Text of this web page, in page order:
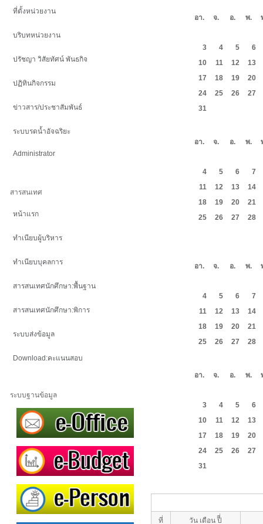
ที่ตั้งหน่วยงาน
บริบทหน่วยงาน
ปรัชญา วิสัยทัศน์ พันธกิจ
ปฏิทินกิจกรรม
ข่าวสาร/ประชาสัมพันธ์
ระบบรดน้ำอัจฉริยะ
Administrator
สารสนเทศ
หน้าแรก
ทำเนียบผู้บริหาร
ทำเนียบบุคลการ
สารสนเทศนักศึกษา:พื้นฐาน
สารสนเทศนักศึกษา:พิการ
ระบบส่งข้อมูล
Download:คะแนนสอบ
ระบบฐานข้อมูล
อา.
จ. อ. พ.
3 4 5
6
10
11 12
13
17
18 19
20
24
25 26
27
31
อา.
จ. อ. พ.
4 5 6
7
11
12 13
14
18
19 20
21
25
26 27 28
อา.
จ. อ. พ.
4 5 6
7
11
12 13
14
18
19 20
21
25
26 27 28
อา.
จ. อ. พ.
3 4 5
6
10
11 12
13
17
18 19
20
24
25 26
27
31
ที่ วัน เดือน ปีี่